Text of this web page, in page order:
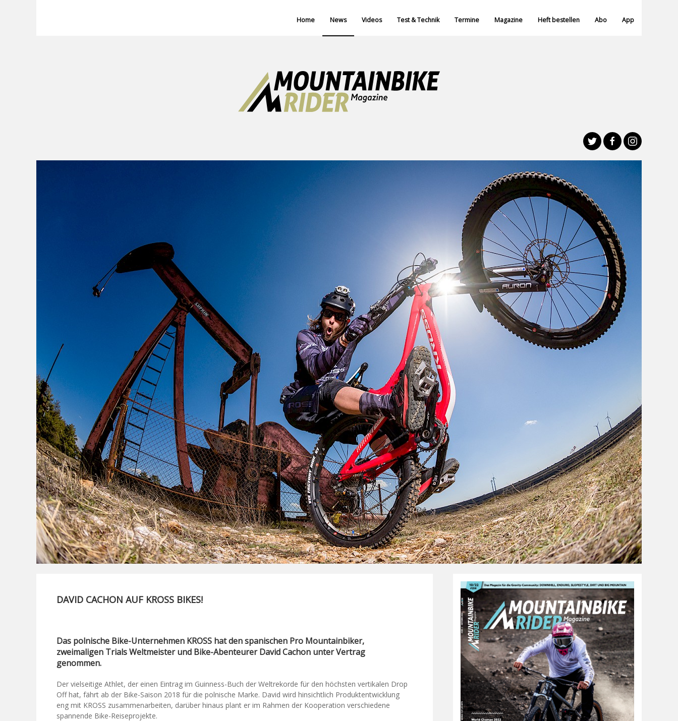
Home News Videos Test & Technik Termine Magazine Heft bestellen Abo App
DAVID CACHON AUF KROSS BIKES!
Das polnische Bike-Unternehmen KROSS hat den spanischen Pro Mountainbiker,
zweimaligen Trials Weltmeister und Bike-Abenteurer David Cachon unter Vertrag
genommen.
Der vielseitige Athlet, der einen Eintrag im Guinness-Buch der Weltrekorde für den höchsten vertikalen Drop
Off hat, fährt ab der Bike-Saison 2018 für die polnische Marke. David wird hinsichtlich Produktentwicklung
eng mit KROSS zusammenarbeiten, darüber hinaus plant er im Rahmen der Kooperation verschiedene
spannende Bike-Reiseprojekte.